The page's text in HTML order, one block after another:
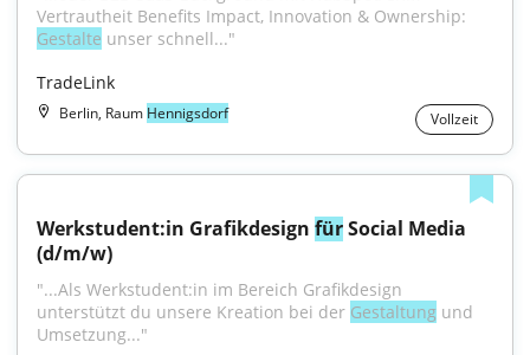
Gestalte unser schnell..."
TradeLink
Berlin, Raum Hennigsdorf Vollzeit
Werkstudent:in Grafikdesign für Social Media
(d/m/w)
"...Als Werkstudent:in im Bereich Grafikdesign
unterstützt du unsere Kreation bei der Gestaltung und
Umsetzung..."